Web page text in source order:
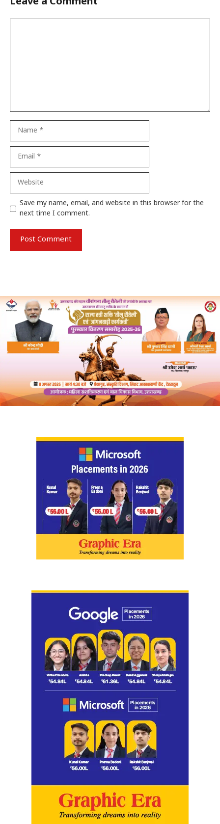
Website
Save my name, email, and website in this browser for the
next time I comment.